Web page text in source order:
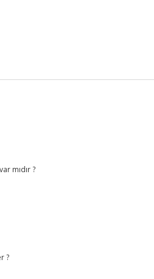
mıdır ?
?